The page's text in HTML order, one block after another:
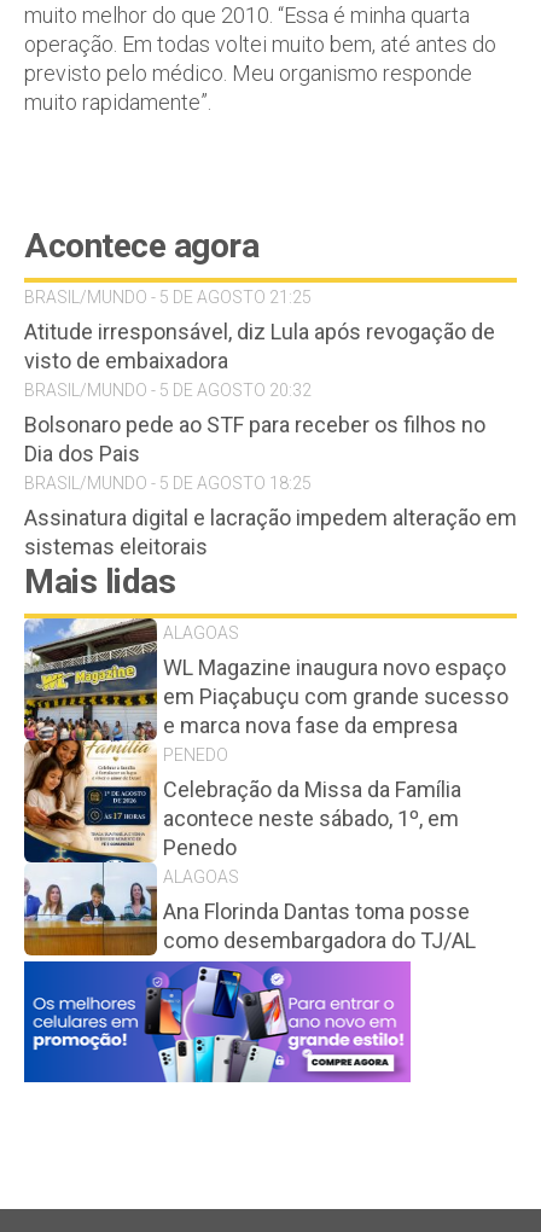
muito melhor do que 2010. “Essa é minha quarta
operação. Em todas voltei muito bem, até antes do
previsto pelo médico. Meu organismo responde
muito rapidamente”.
Acontece agora
BRASIL/MUNDO - 5 DE AGOSTO 21:25
Atitude irresponsável, diz Lula após revogação de
visto de embaixadora
BRASIL/MUNDO - 5 DE AGOSTO 20:32
Bolsonaro pede ao STF para receber os filhos no
Dia dos Pais
BRASIL/MUNDO - 5 DE AGOSTO 18:25
Assinatura digital e lacração impedem alteração em
sistemas eleitorais
Mais lidas
ALAGOAS
WL Magazine inaugura novo espaço
em Piaçabuçu com grande sucesso
e marca nova fase da empresa
PENEDO
Celebração da Missa da Família
acontece neste sábado, 1º, em
Penedo
ALAGOAS
Ana Florinda Dantas toma posse
como desembargadora do TJ/AL